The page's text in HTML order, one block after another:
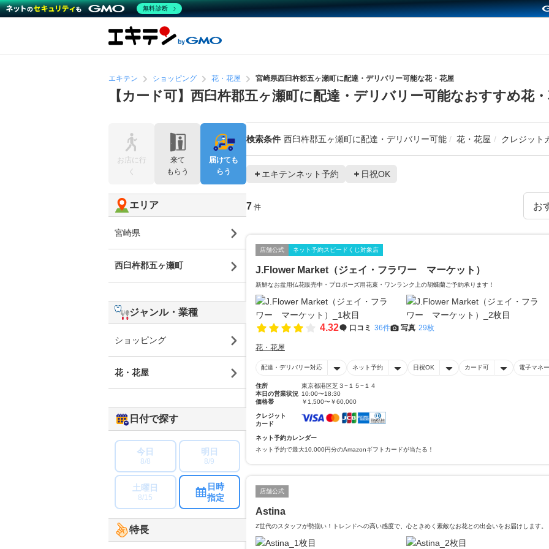
エキテン ショッピング 花・花屋 宮崎県西臼杵郡五ヶ瀬町に配達・デリバリー可能な花・花屋
【カード可】西臼杵郡五ヶ瀬町に配達・デリバリー可能なおすすめ花
検索条件 西臼杵郡五ヶ瀬町に配達・デリバリー可能 花・花屋 クレジット
エキテンネット予約 日祝OK
7 件
店舗公式 ネット予約スピードくじ対象店
J.Flower Market（ジェイ・フラワー マーケット）
新鮮なお盆用仏花販売中・プロポーズ用花束・ワンランク上の胡蝶蘭ご予約承ります！
4.32 口コミ 36件 写真 29枚
花・花屋
配達・デリバリー対応 ネット予約 日祝OK カード可 電子マネ
住所
東京都港区芝３−１５−１４
本日の営業状況 10:00〜18:30
価格帯
￥1,500〜￥60,000
クレジット
カード
ネット予約カレンダー
ネット予約で最大10,000円分のAmazonギフトカードが当たる！
店舗公式
Astina
Z世代のスタッフが勢揃い！トレンドへの高い感度で、心ときめく素敵なお花との出会いをお届けします。
お店に行
く
来て
もらう
届けても
らう
エリア
宮崎県
西臼杵郡五ヶ瀬町
ジャンル・業種
ショッピング
花・花屋
日付で探す
今日
8/8
明日
8/9
土曜日
8/15
日時
指定
特長
無料診断